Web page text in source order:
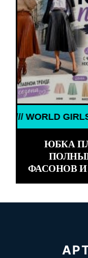
GIRLS ///
ЮБКА
ФАСОНОВ